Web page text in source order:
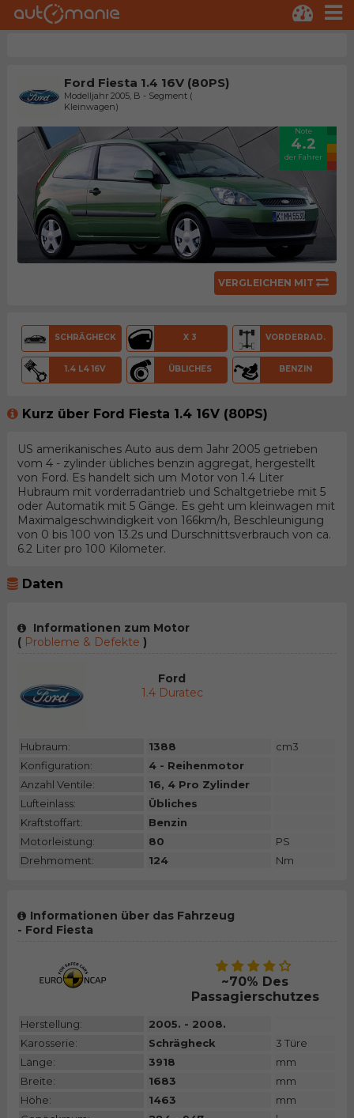
Ford Fiesta 1.4 16V (80PS)
Modelljahr 2005, B - Segment (
Kleinwagen)
Note
4.2
der Fahrer
VERGLEICHEN MIT
SCHRÄGHECK X 3 VORDERRAD.
1.4 L4 16V ÜBLICHES BENZIN
Kurz über Ford Fiesta 1.4 16V (80PS)
US amerikanisches Auto aus dem Jahr 2005 getrieben
vom 4 - zylinder übliches benzin aggregat, hergestellt
von Ford. Es handelt sich um Motor von 1.4 Liter
Hubraum mit vorderradantrieb und Schaltgetriebe mit 5
oder Automatik mit 5 Gänge. Es geht um kleinwagen mit
Maximalgeschwindigkeit von 166km/h, Beschleunigung
von 0 bis 100 von 13.2s und Durschnittsverbrauch von ca.
6.2 Liter pro 100 Kilometer.
Daten
Informationen zum Motor
(Probleme & Defekte )
Ford
1.4 Duratec
Hubraum: 1388
cm3
Konfiguration:
4 - Reihenmotor
Anzahl Ventile:
16, 4 Pro Zylinder
Lufteinlass:
Übliches
Kraftstoffart:
Benzin
Motorleistung:
80
PS
Drehmoment:
124 Nm
Informationen über das Fahrzeug
- Ford Fiesta
~70% Des
Passagierschutzes
Herstellung:
2005. - 2008.
Karosserie:
Schrägheck
3 Türe
Länge:
3918
mm
Breite:
1683
mm
Höhe:
1463
mm